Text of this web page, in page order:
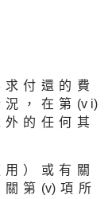
付還的費
，在第 (v i)
的任何其
）或有關
第 (v)項所